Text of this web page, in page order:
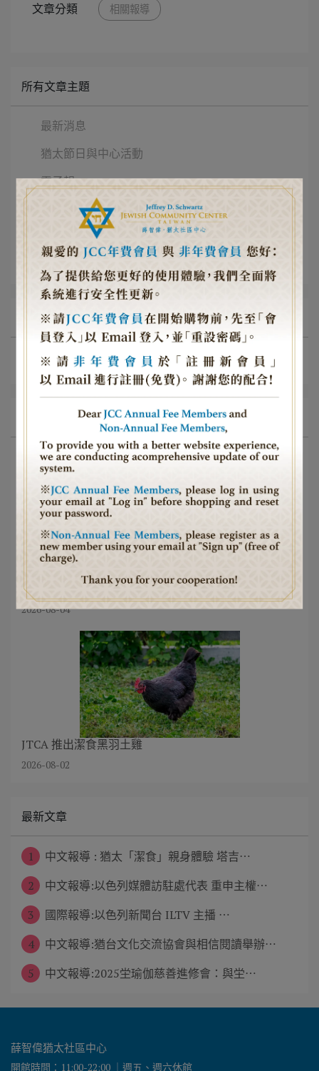
文章分類 相關報導
所有文章主題
最新消息
猶太節日與中心活動
電子報
相關報導
文章分類
相關報導
在戰火中點亮信仰之光——JTCA 創始人 Jeffrey D.
Schwartz 捐贈 Urim Synagogue 為前線官兵築起信仰
與希望
2026-08-04
JTCA 推出潔食黑羽土雞
2026-08-02
最新文章
1
中文報導 : 猶太「潔食」親身體驗 塔吉⋯
2
中文報導:以色列媒體訪駐處代表 重申主權⋯
3
國際報導:以色列新聞台 ILTV 主播 ⋯
4
中文報導:猶台文化交流協會與相信閱讀舉辦⋯
5
中文報導:2025坣瑜伽慈善進修會：與坣⋯
薛智偉猶太社區中心
開館時間：11:00-22:00 ｜週五、週六休館